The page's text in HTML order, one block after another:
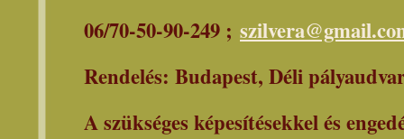
06/70-50-90-249 ;
Rendelés: Budapest, Déli
A szükséges képesítésekkel és